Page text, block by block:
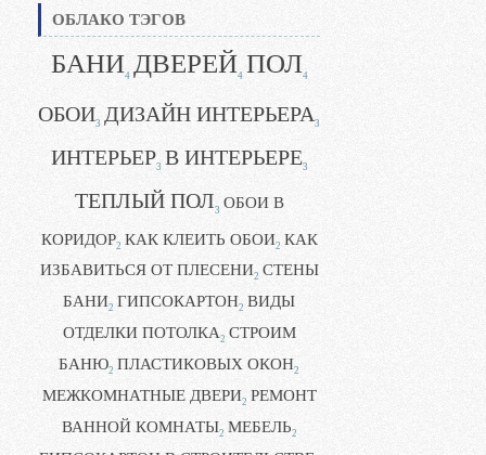
ОБЛАКО ТЭГОВ
БАНИ4 ДВЕРЕЙ4 ПОЛ4
ОБОИ3 ДИЗАЙН ИНТЕРЬЕРА3
ИНТЕРЬЕР3 В ИНТЕРЬЕРЕ3
ТЕПЛЫЙ ПОЛ3 ОБОИ В
КОРИДОР2 КАК КЛЕИТЬ ОБОИ2 КАК
ИЗБАВИТЬСЯ ОТ ПЛЕСЕНИ2 СТЕНЫ
БАНИ2 ГИПСОКАРТОН2 ВИДЫ
ОТДЕЛКИ ПОТОЛКА2 СТРОИМ
БАНЮ2 ПЛАСТИКОВЫХ ОКОН2
МЕЖКОМНАТНЫЕ ДВЕРИ2 РЕМОНТ
ВАННОЙ КОМНАТЫ2 МЕБЕЛЬ2